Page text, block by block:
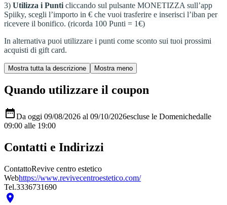
3) Utilizza i Punti cliccando sul pulsante MONETIZZA sull’app
Spiiky, scegli l’importo in € che vuoi trasferire e inserisci l’iban per
ricevere il bonifico. (ricorda 100 Punti = 1€)
In alternativa puoi utilizzare i punti come sconto sui tuoi prossimi
acquisti di gift card.
Quando utilizzare il coupon
Da oggi 09/08/2026 al 09/10/2026escluse le Domenichedalle
09:00 alle 19:00
Contatti e Indirizzi
ContattoRevive centro estetico
Webhttps://www.revivecentroestetico.com/
Tel.3336731690
